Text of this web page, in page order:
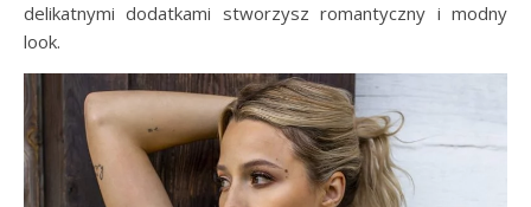
delikatnymi dodatkami stworzysz romantyczny i modny
look.